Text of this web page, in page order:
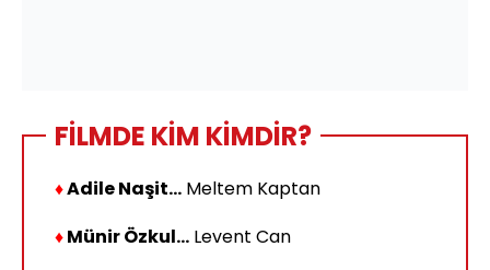
FİLMDE KİM KİMDİR?
♦Adile Naşit... Meltem Kaptan
♦Münir Özkul... Levent Can